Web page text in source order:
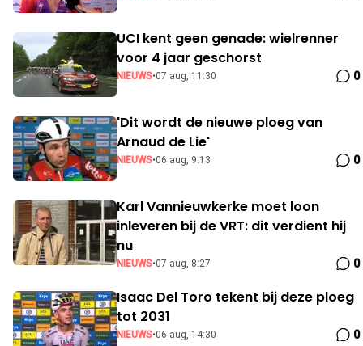
UCI kent geen genade: wielrenner
voor 4 jaar geschorst
NIEUWS•07 aug, 11:30 0
'Dit wordt de nieuwe ploeg van
Arnaud de Lie'
NIEUWS•06 aug, 9:13 0
Karl Vannieuwkerke moet loon
inleveren bij de VRT: dit verdient hij
nu
NIEUWS•07 aug, 8:27 0
Isaac Del Toro tekent bij deze ploeg
tot 2031
NIEUWS•06 aug, 14:30 0